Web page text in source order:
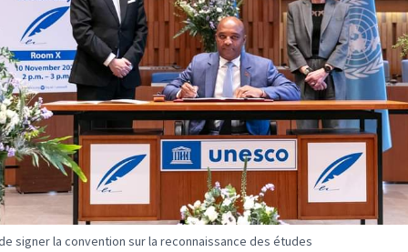
signer la convention sur la reconnaissance des études